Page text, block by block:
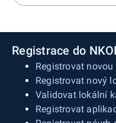
Registrace do
Registrovat
Registrovat nový
Validovat lokální
Registrovat